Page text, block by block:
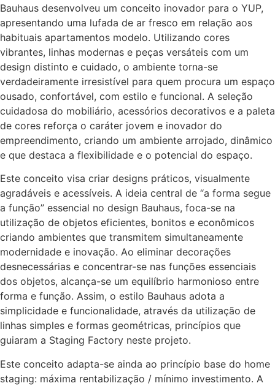
Bauhaus desenvolveu um conceito inovador para o YUP,
apresentando uma lufada de ar fresco em relação aos
habituais apartamentos modelo. Utilizando cores
vibrantes, linhas modernas e peças versáteis com um
design distinto e cuidado, o ambiente torna-se
verdadeiramente irresistível para quem procura um espaço
ousado, confortável, com estilo e funcional. A seleção
cuidadosa do mobiliário, acessórios decorativos e a paleta
de cores reforça o caráter jovem e inovador do
empreendimento, criando um ambiente arrojado, dinâmico
e que destaca a flexibilidade e o potencial do espaço.
Este conceito visa criar designs práticos, visualmente
agradáveis e acessíveis. A ideia central de “a forma segue
a função” essencial no design Bauhaus, foca-se na
utilização de objetos eficientes, bonitos e econômicos
criando ambientes que transmitem simultaneamente
modernidade e inovação. Ao eliminar decorações
desnecessárias e concentrar-se nas funções essenciais
dos objetos, alcança-se um equilíbrio harmonioso entre
forma e função. Assim, o estilo Bauhaus adota a
simplicidade e funcionalidade, através da utilização de
linhas simples e formas geométricas, princípios que
guiaram a Staging Factory neste projeto.
Este conceito adapta-se ainda ao princípio base do home
staging: máxima rentabilização / mínimo investimento. A